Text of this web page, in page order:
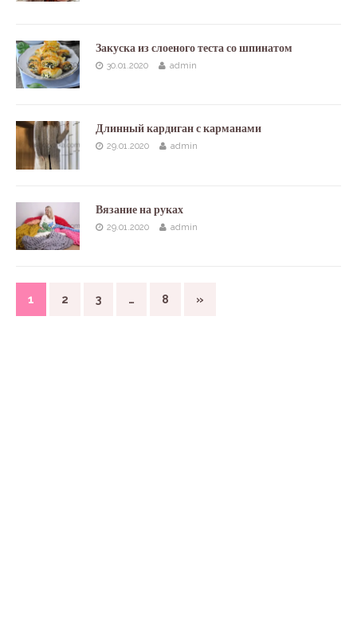
Закуска из слоеного теста со шпинатом
30.01.2020 admin
Длинный кардиган с карманами
29.01.2020 admin
Вязание на руках
29.01.2020 admin
1 2 3 … 8 »